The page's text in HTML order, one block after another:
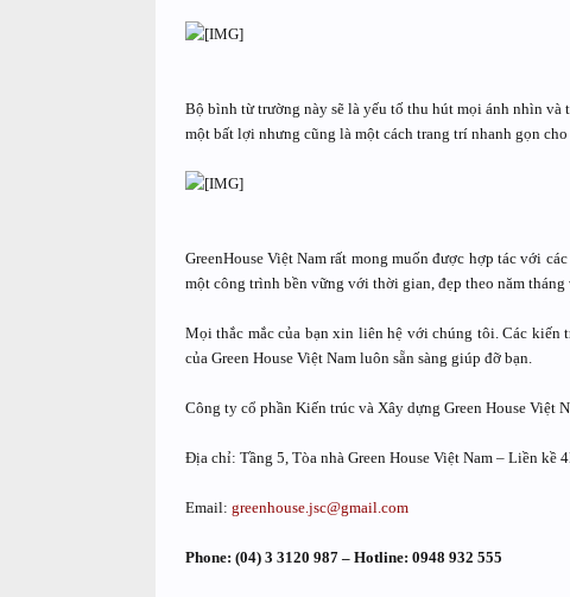
Bộ bình từ trường này sẽ là yếu tố thu hút mọi ánh nhìn
một bất lợi nhưng cũng là một cách trang trí nhanh gọn
GreenHouse Việt Nam rất mong muốn được hợp tác với
một công trình bền vững với thời gian, đẹp theo năm
Mọi thắc mắc của bạn xin liên hệ với chúng tôi. Các kiến
của Green House Việt Nam luôn sẵn sàng giúp đỡ bạn.
Công ty cổ phần Kiến trúc và Xây dựng Green House Việt
Địa chỉ: Tầng 5, Tòa nhà Green House Việt Nam – Liền
Email: greenhouse.jsc@gmail.com
Phone: (04) 3 3120 987 – Hotline: 0948 932 555